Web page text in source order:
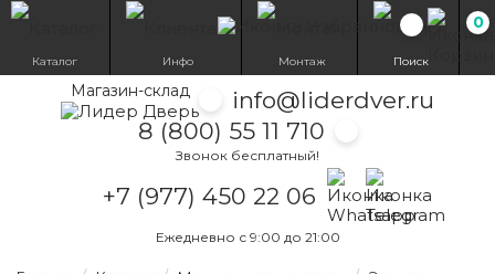
Магазин-склад
info@liderdver.ru
8 (800) 55 11 710
Звонок бесплатный!
+7 (977) 450 22 06
Написать на
Написать на
Ежедневно с 9:00 до 21:00
0
Каталог Инфо Монтаж Поиск